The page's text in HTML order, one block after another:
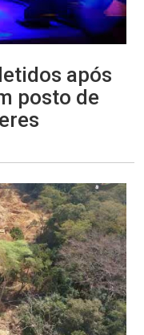
após
posto de